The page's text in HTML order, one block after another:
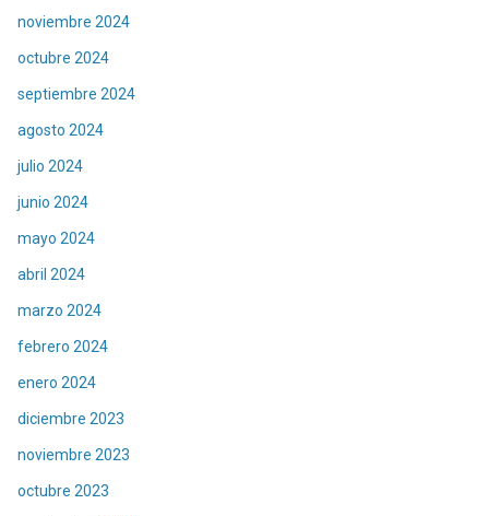
noviembre 2024
octubre 2024
septiembre 2024
agosto 2024
julio 2024
junio 2024
mayo 2024
abril 2024
marzo 2024
febrero 2024
enero 2024
diciembre 2023
noviembre 2023
octubre 2023